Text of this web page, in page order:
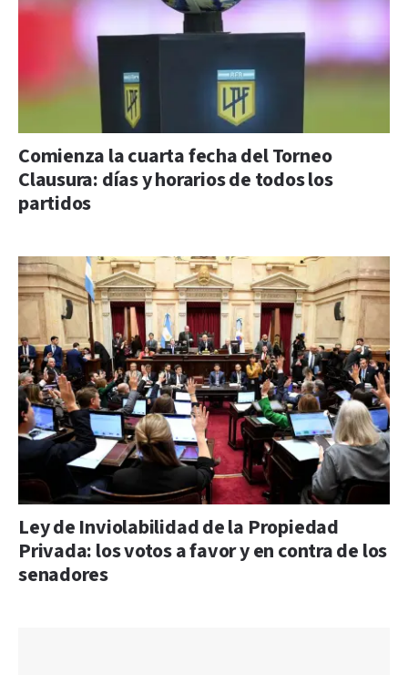
Comienza la cuarta fecha del Torneo
Clausura: días y horarios de todos los
partidos
Ley de Inviolabilidad de la Propiedad
Privada: los votos a favor y en contra de los
senadores